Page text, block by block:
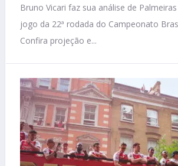
Bruno Vicari faz sua análise de
jogo da 22ª rodada do Campeonato
Confira projeção e...